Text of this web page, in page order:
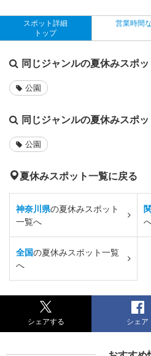
スポット詳細
トップ
営業時間
同じジャンルの夏休みスポッ
公園
同じジャンルの夏休みスポッ
公園
夏休みスポット一覧に戻る
神奈川県の夏休みスポット
一覧へ
全国の夏休みスポット一覧
へ
シェアする シェア